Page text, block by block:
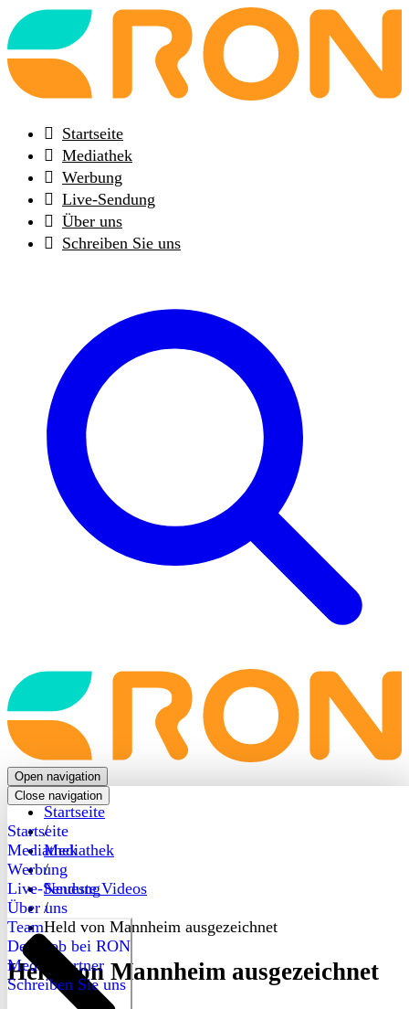
Back
to
frontpage
Startseite
Mediathek
Werbung
Live-Sendung
Über uns
Schreiben Sie uns
Back
to
frontpage
Open navigation
Close navigation
Startseite
Mediathek
Werbung
Live-Sendung
Über uns
Team
Dein Job bei RON
Medienpartner
Schreiben Sie uns
Startseite
/
Mediathek
/
Neueste Videos
/
Held von Mannheim ausgezeichnet
Held von Mannheim ausgezeichnet